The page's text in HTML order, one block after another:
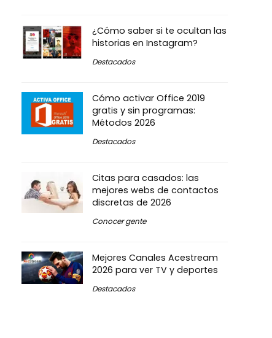
¿Cómo saber si te ocultan las
historias en Instagram?
Destacados
Cómo activar Office 2019
gratis y sin programas:
Métodos 2026
Destacados
Citas para casados: las
mejores webs de contactos
discretas de 2026
Conocer gente
Mejores Canales Acestream
2026 para ver TV y deportes
Destacados